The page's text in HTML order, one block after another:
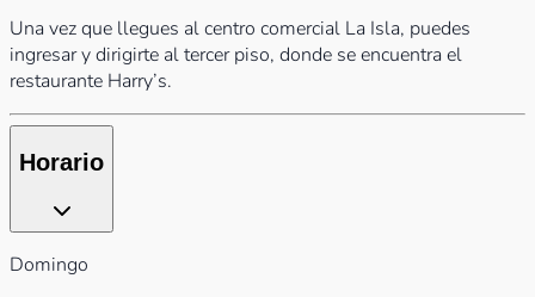
Una vez que llegues al centro comercial La Isla, puedes
ingresar y dirigirte al tercer piso, donde se encuentra el
restaurante Harry’s.
Horario
Domingo